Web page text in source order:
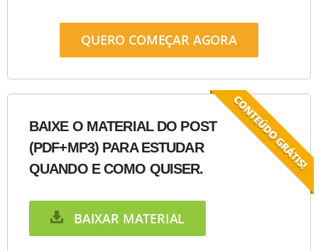
QUERO COMEÇAR AGORA
BAIXE O MATERIAL DO POST
(PDF+MP3) PARA ESTUDAR
QUANDO E COMO QUISER.
BAIXAR MATERIAL